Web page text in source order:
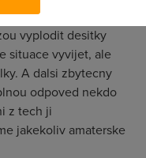
SkyNetu,
vyplodit desitky
situace vyvijet, ale
A dalsi zbytecny
odpoved nekdo
z tech ji
jakekoliv amaterske